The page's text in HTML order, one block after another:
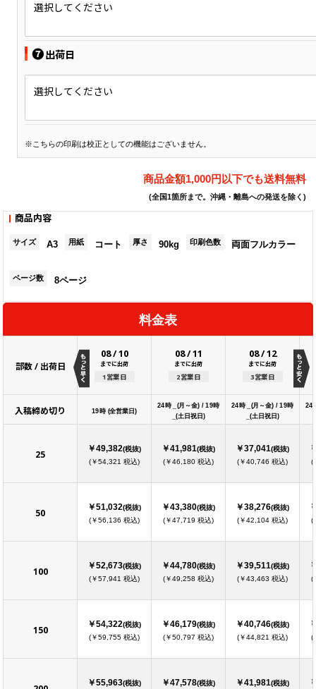
選択してください
❼出荷日
選択してください
※こちらの印刷は校正としての機能はございません。
商品金額1,000円以下でも送料無料
(全国1箇所まで。沖縄・離島への発送を除く)
商品内容
サイズ A3 用紙 コート 厚さ 90kg 印刷色数 両面フルカラー
ページ数 8ページ
料金表
部数 / 出荷日
08/10
までに出荷
1営業日
08/11
までに出荷
2営業日
08/12
までに出荷
3営業日
入稿締め切り 19時 (全営業日)
24時 _(月～金) / 19時
_(土日祝日)
24時 _(月～金) / 19時
_(土日祝日)
24
25
￥49,382(税抜)
(￥54,321 税込)
￥41,981(税抜)
(￥46,180 税込)
￥37,041(税抜)
(￥40,746 税込)
(
50
￥51,032(税抜)
(￥56,136 税込)
￥43,380(税抜)
(￥47,719 税込)
￥38,276(税抜)
(￥42,104 税込)
(
100
￥52,673(税抜)
(￥57,941 税込)
￥44,780(税抜)
(￥49,258 税込)
￥39,511(税抜)
(￥43,463 税込)
(
150
￥54,322(税抜)
(￥59,755 税込)
￥46,179(税抜)
(￥50,797 税込)
￥40,746(税抜)
(￥44,821 税込)
(
￥55,963(税抜) ￥47,578(税抜) ￥41,981(税抜)